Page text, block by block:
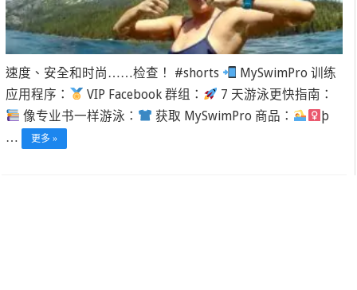
速度、安全和时尚……检查！ #shorts
MySwimPro 训练
应用程序：
VIP Facebook 群组：
7 天游泳更快指南：
像专业书一样游泳：
获取 MySwimPro 商品：
þ
…
更多 »